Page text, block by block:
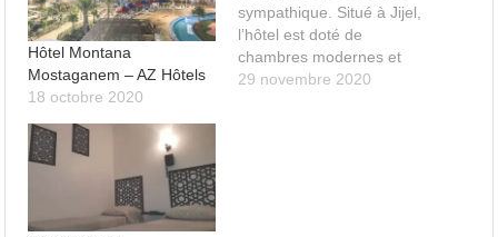
Hôtel Montana
Mostaganem – AZ Hôtels
18 octobre 2020
sympathique. Situé à Jijel,
l’hôtel est doté de
chambres modernes et
bien équipées.
29 novembre 2020